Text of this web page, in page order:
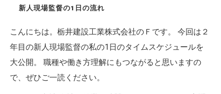
新人現場監督の1日の流れ
こんにちは。栃井建設工業株式会社のＦです。 今回は２
年目の新人現場監督の私の1日のタイムスケジュールを
大公開。 職種や働き方理解にもつながると思いますの
で、ぜひご一読ください。